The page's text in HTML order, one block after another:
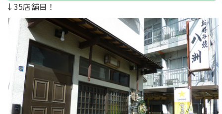
↓35店舗目！